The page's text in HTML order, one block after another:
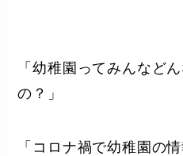
「幼稚園ってみんなど
の？」
「コロナ禍で幼稚園の